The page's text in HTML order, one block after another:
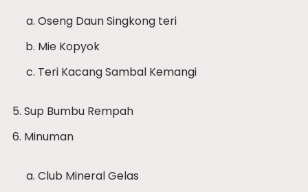
Oseng Daun Singkong teri
Mie Kopyok
Teri Kacang Sambal Kemangi
Sup Bumbu Rempah
Minuman
Club Mineral Gelas